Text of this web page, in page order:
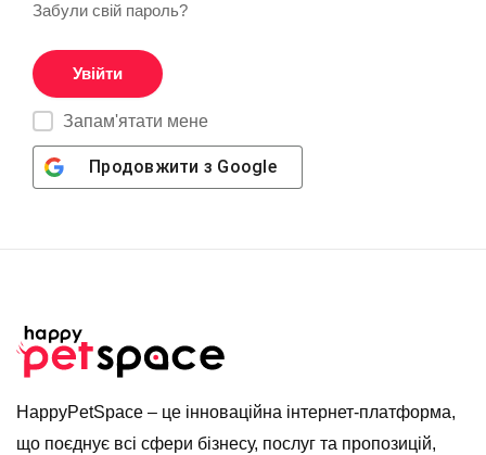
Забули свій пароль?
Запам'ятати мене
Продовжити з Google
HappyPetSpace – це інноваційна інтернет-платформа,
що поєднує всі сфери бізнесу, послуг та пропозицій,